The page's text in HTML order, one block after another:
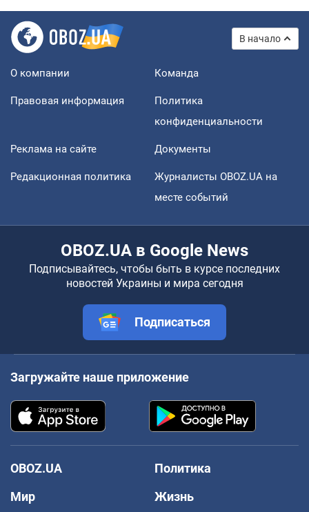
В начало
О компании Команда
Правовая информация
Политика
конфиденциальности
Реклама на сайте Документы
Редакционная политика
Журналисты OBOZ.UA на
месте событий
OBOZ.UA в Google News
Подписывайтесь, чтобы быть в курсе последних
новостей Украины и мира сегодня
Подписаться
Загружайте наше приложение
OBOZ.UA
Политика
Мир
Жизнь